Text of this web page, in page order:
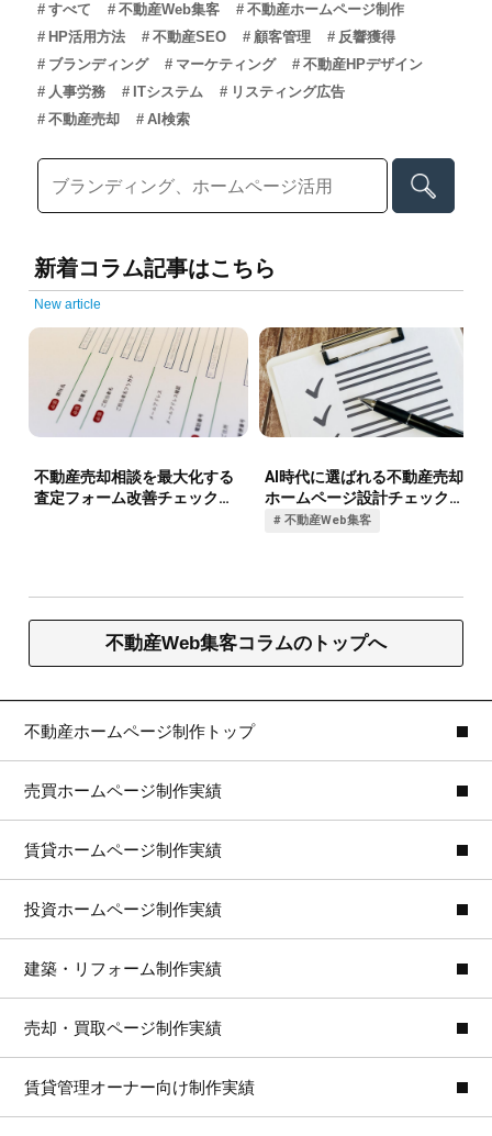
すべて 不動産Web集客
不動産ホームページ制作
HP活用方法
不動産SEO 顧客管理
反響獲得
ブランディング
マーケティング
不動産HPデザイン
人事労務
ITシステム
リスティング広告
不動産売却
AI検索
新着コラム記事はこちら
New article
不動産Web集客コラムのトップへ
不動産ホームページ制作トップ
売買ホームページ制作実績
賃貸ホームページ制作実績
投資ホームページ制作実績
建築・リフォーム制作実績
売却・買取ページ制作実績
賃貸管理オーナー向け制作実績